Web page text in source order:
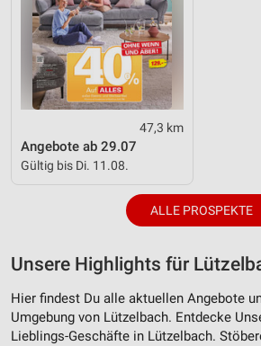
47,3 km
Angebote ab 29.07
Gültig bis Di. 11.08.
ALLE PROSPEKTE
Unsere Highlights für
Hier findest Du alle aktuellen Angebote
Umgebung von Lützelbach. Entdecke
Lieblings-Geschäfte in Lützelbach.